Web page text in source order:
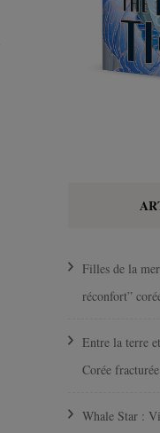
Filles de la
réconfort”
Entre la terre
Corée fracturée
Whale Star :